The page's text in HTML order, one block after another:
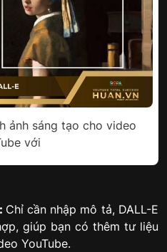
ảnh sáng tạo cho video
với
Chỉ cần nhập mô tả, DALL-E
giúp bạn có thêm tư liệu
YouTube.